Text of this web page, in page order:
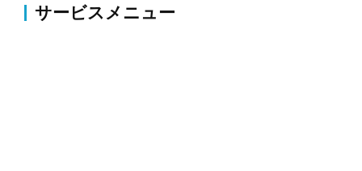
サービスメニュー